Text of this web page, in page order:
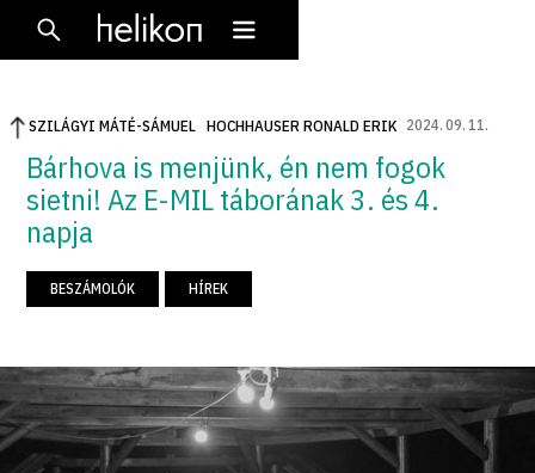
SZILÁGYI MÁTÉ-SÁMUEL HOCHHAUSER RONALD ERIK 2024.09. 11.
Bárhova is menjünk, én nem fogok
sietni! Az E-MIL táborának 3. és 4.
napja
BESZÁMOLÓK HÍREK